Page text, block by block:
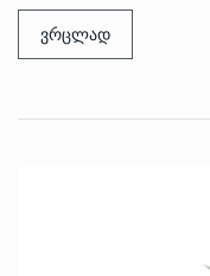
ვრცლად